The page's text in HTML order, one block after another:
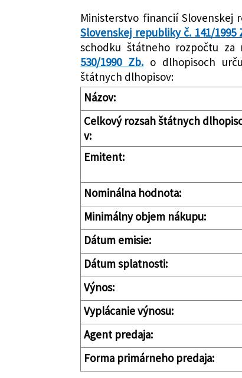
Nachádza sa v čiastke: 75/1995
Ministerstvo financií Slovenskej
Slovenskej republiky č. 141/1995
schodku štátneho rozpočtu za
530/1990 Zb. o dlhopisoch
štátnych dlhopisov:
Názov:
Celkový rozsah štátnych
v:
Emitent:
Nominálna hodnota:
Minimálny objem nákupu:
Dátum emisie:
Dátum splatnosti:
Výnos:
Vyplácanie výnosu:
Agent predaja:
Forma primárneho predaja: